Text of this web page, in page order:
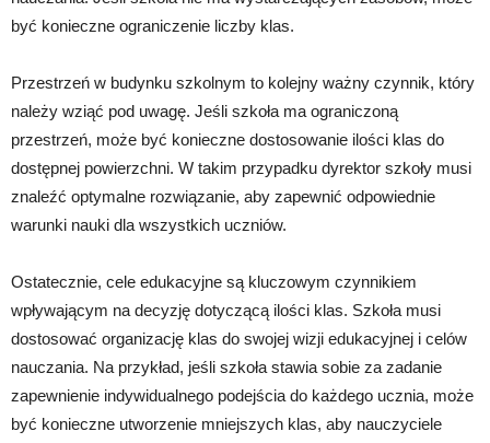
być konieczne ograniczenie liczby klas.
Przestrzeń w budynku szkolnym to kolejny ważny czynnik, który
należy wziąć pod uwagę. Jeśli szkoła ma ograniczoną
przestrzeń, może być konieczne dostosowanie ilości klas do
dostępnej powierzchni. W takim przypadku dyrektor szkoły musi
znaleźć optymalne rozwiązanie, aby zapewnić odpowiednie
warunki nauki dla wszystkich uczniów.
Ostatecznie, cele edukacyjne są kluczowym czynnikiem
wpływającym na decyzję dotyczącą ilości klas. Szkoła musi
dostosować organizację klas do swojej wizji edukacyjnej i celów
nauczania. Na przykład, jeśli szkoła stawia sobie za zadanie
zapewnienie indywidualnego podejścia do każdego ucznia, może
być konieczne utworzenie mniejszych klas, aby nauczyciele